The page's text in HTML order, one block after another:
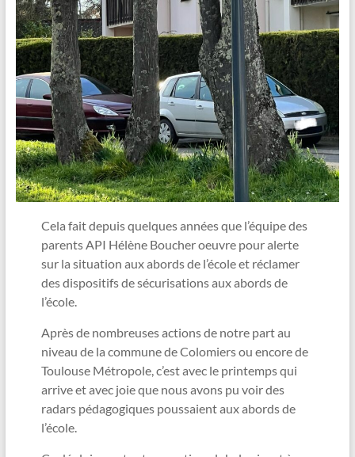
Cela fait depuis quelques années que l’équipe des
parents API Hélène Boucher oeuvre pour alerte
sur la situation aux abords de l’école et réclamer
des dispositifs de sécurisations aux abords de
l’école.
Après de nombreuses actions de notre part au
niveau de la commune de Colomiers ou encore de
Toulouse Métropole, c’est avec le printemps qui
arrive et avec joie que nous avons pu voir des
radars pédagogiques poussaient aux abords de
l’école.